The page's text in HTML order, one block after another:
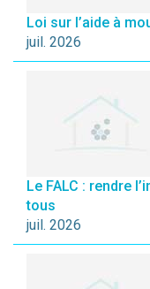
Loi sur l’aide à
juil. 2026
Le FALC : rendre
tous
juil. 2026